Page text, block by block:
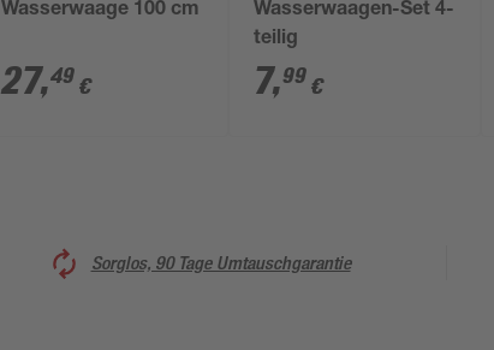
Wasserwaage 100 cm
27,49 €
Wasserwaagen-Set 4-
teilig
7,99 €
Sorglos, 90 Tage Umtauschgarantie